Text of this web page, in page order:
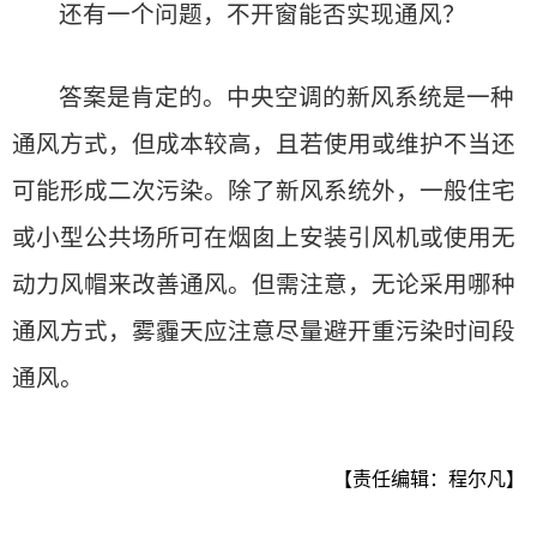
还有一个问题，不开窗能否实现通风？
答案是肯定的。中央空调的新风系统是一种
通风方式，但成本较高，且若使用或维护不当还
可能形成二次污染。除了新风系统外，一般住宅
或小型公共场所可在烟囱上安装引风机或使用无
动力风帽来改善通风。但需注意，无论采用哪种
通风方式，雾霾天应注意尽量避开重污染时间段
通风。
【责任编辑：程尔凡】